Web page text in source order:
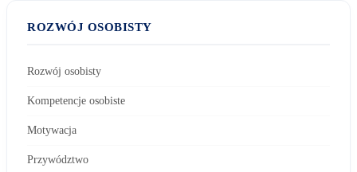
ROZWÓJ OSOBISTY
Rozwój osobisty
Kompetencje osobiste
Motywacja
Przywództwo